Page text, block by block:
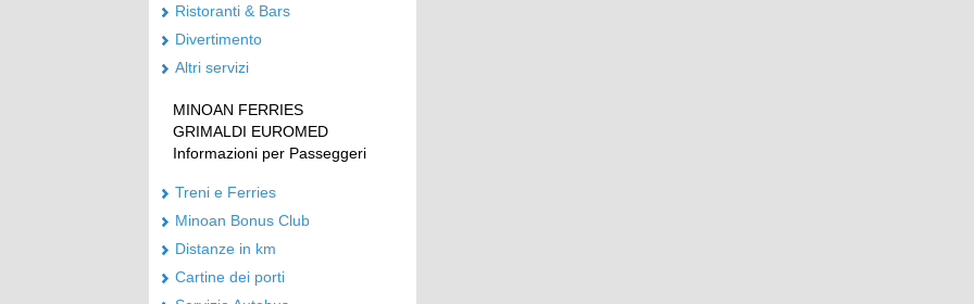
Ristoranti & Bars
Divertimento
Altri servizi
MINOAN FERRIES
GRIMALDI EUROMED
Informazioni per Passeggeri
Treni e Ferries
Minoan Bonus Club
Distanze in km
Cartine dei porti